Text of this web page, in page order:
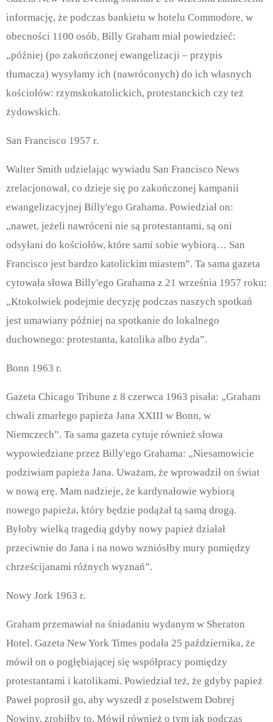
informację, że podczas bankietu w hotelu Commodore, w
obecności 1100 osób, Billy Graham miał powiedzieć:
„później (po zakończonej ewangelizacji – przypis
tłumacza) wysyłamy ich (nawróconych) do ich własnych
kościołów: rzymskokatolickich, protestanckich czy też
żydowskich.
San Francisco 1957 r.
Walter Smith udzielając wywiadu San Francisco News
zrelacjonował, co dzieje się po zakończonej kampanii
ewangelizacyjnej Billy'ego Grahama. Powiedział on:
„nawet, jeżeli nawróceni nie są protestantami, są oni
odsyłani do kościołów, które sami sobie wybiorą… San
Francisco jest bardzo katolickim miastem”. Ta sama gazeta
cytowała słowa Billy'ego Grahama z 21 września 1957 roku:
„Ktokolwiek podejmie decyzję podczas naszych spotkań
jest umawiany później na spotkanie do lokalnego
duchownego: protestanta, katolika albo żyda”.
Bonn 1963 r.
Gazeta Chicago Tribune z 8 czerwca 1963 pisała: „Graham
chwali zmarłego papieża Jana XXIII w Bonn, w
Niemczech”. Ta sama gazeta cytuje również słowa
wypowiedziane przez Billy'ego Grahama: „Niesamowicie
podziwiam papieża Jana. Uważam, że wprowadził on świat
w nową erę. Mam nadzieje, że kardynałowie wybiorą
nowego papieża, który będzie podążał tą samą drogą.
Byłoby wielką tragedią gdyby nowy papież działał
przeciwnie do Jana i na nowo wzniósłby mury pomiędzy
chrześcijanami różnych wyznań”.
Nowy Jork 1963 r.
Graham przemawiał na śniadaniu wydanym w Sheraton
Hotel. Gazeta New York Times podała 25 października, że
mówił on o pogłębiającej się współpracy pomiędzy
protestantami i katolikami. Powiedział też, że gdyby papież
Paweł poprosił go, aby wyszedł z poselstwem Dobrej
Nowiny, zrobiłby to. Mówił również o tym jak podczas